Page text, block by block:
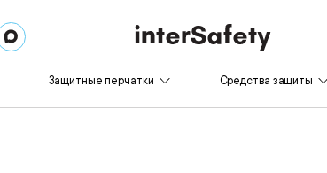
Защитные перчатки Средства защиты